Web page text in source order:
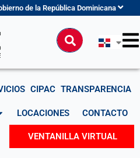
de la República Dominicana
Buscar
CIPAC TRANSPARENCIA
LOCACIONES CONTACTO
VENTANILLA VIRTUAL